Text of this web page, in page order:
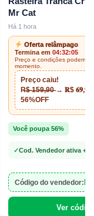
Mr Cat
Há 1 hora
Oferta relâmpago
Termina em 04:32:04
Preço e condições podem
momento.
Preço caiu!
R̶$̶ ̶1̶5̶9̶,̶9̶0̶ → 𝐑$
56%OFF
Você poupa 56%
✓Cod. Vendedor ativa
Código do vendedor:
Ver